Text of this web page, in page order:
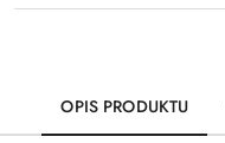
OPIS PRODUKTU